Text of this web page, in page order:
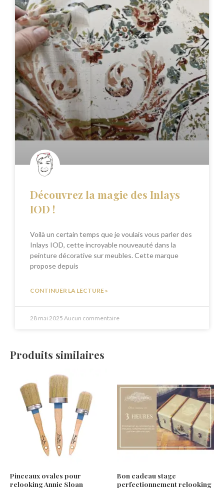
Découvrez la magie des Inlays
IOD !
Voilà un certain temps que je voulais vous parler des
Inlays IOD, cette incroyable nouveauté dans la
peinture décorative sur meubles. Cette marque
propose depuis
CONTINUER LA LECTURE »
28 mai 2025 Aucun commentaire
Produits similaires
Pinceaux ovales pour
relooking Annie Sloan
Bon cadeau stage
perfectionnement relooking